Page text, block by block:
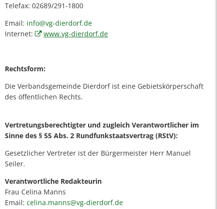
Telefax: 02689/291-1800
Email: info@vg-dierdorf.de
Internet:
www.vg-dierdorf.de
Rechtsform:
Die Verbandsgemeinde Dierdorf ist eine Gebietskörperschaft
des öffentlichen Rechts.
Vertretungsberechtigter und zugleich Verantwortlicher im
Sinne des § 55 Abs. 2 Rundfunkstaatsvertrag (RStV):
Gesetzlicher Vertreter ist der Bürgermeister Herr Manuel
Seiler.
Verantwortliche Redakteurin
Frau Celina Manns
Email: celina.manns@vg-dierdorf.de